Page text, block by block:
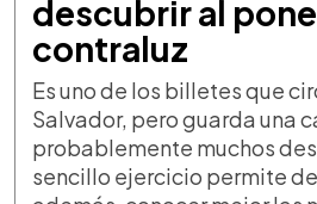
descubrir al
contraluz
Es uno de los billetes que
Salvador, pero guarda una
probablemente muchos
sencillo ejercicio permite